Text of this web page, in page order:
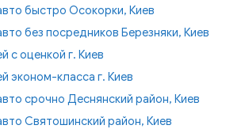
быстро Осокорки, Киев
без посредников Березняки, Киев
с оценкой г. Киев
эконом-класса г. Киев
срочно Деснянский район, Киев
Святошинский район, Киев